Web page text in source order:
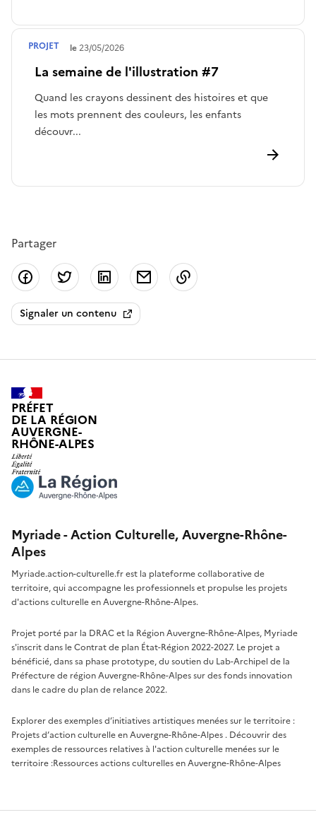
La semaine de l'illustration #7
Quand les crayons dessinent des histoires et que
les mots prennent des couleurs, les enfants
découvr...
Terminé le23/05/2026
PROJET
Partager
Partager sur Facebook
Partager sur Twitter
Partager sur LinkedIn
Partager par email
Signaler un contenu
PRÉFET
DE LA RÉGION
AUVERGNE-
RHÔNE-ALPES
Myriade - Action Culturelle, Auvergne-Rhône-
Alpes
Myriade.action-culturelle.fr est la plateforme collaborative de
territoire, qui accompagne les professionnels et propulse les projets
d'actions culturelle en Auvergne-Rhône-Alpes.
Projet porté par la DRAC et la Région Auvergne-Rhône-Alpes, Myriade
s'inscrit dans le Contrat de plan État-Région 2022-2027. Le projet a
bénéficié, dans sa phase prototype, du soutien du Lab-Archipel de la
Préfecture de région Auvergne-Rhône-Alpes sur des fonds innovation
dans le cadre du plan de relance 2022.
Explorer des exemples d’initiatives artistiques menées sur le territoire :
Projets d’action culturelle en Auvergne-Rhône-Alpes . Découvrir des
exemples de ressources relatives à l'action culturelle menées sur le
territoire :Ressources actions culturelles en Auvergne-Rhône-Alpes